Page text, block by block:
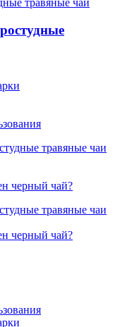
травяные чаи
черный чай?
травяные чаи
черный чай?